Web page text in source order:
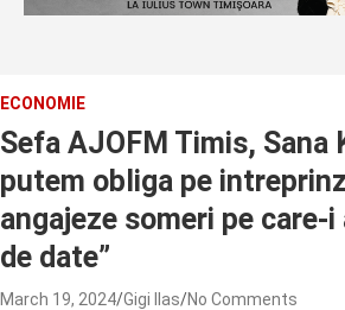
ECONOMIE
Sefa AJOFM Timis, Sana
putem obliga pe
angajeze someri pe care-i
de date”
March 19, 2024 Gigi Ilas No Comments